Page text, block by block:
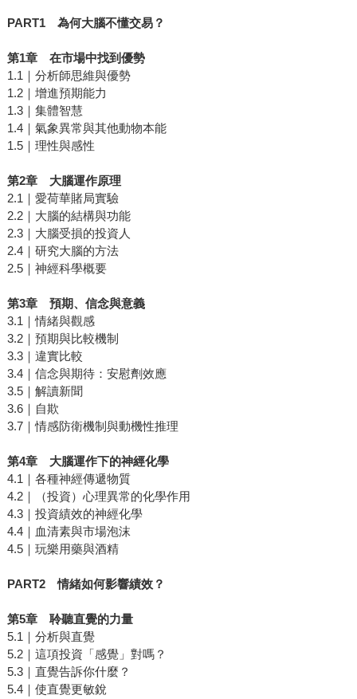
PART1為何大腦不懂交易？
第1章 在市場中找到優勢
1.1｜分析師思維與優勢
1.2｜增進預期能力
1.3｜集體智慧
1.4｜氣象異常與其他動物本能
1.5｜理性與感性
第2章 大腦運作原理
2.1｜愛荷華賭局實驗
2.2｜大腦的結構與功能
2.3｜大腦受損的投資人
2.4｜研究大腦的方法
2.5｜神經科學概要
第3章 預期、信念與意義
3.1｜情緒與觀感
3.2｜預期與比較機制
3.3｜違實比較
3.4｜信念與期待：安慰劑效應
3.5｜解讀新聞
3.6｜自欺
3.7｜情感防衛機制與動機性推理
第4章 大腦運作下的神經化學
4.1｜各種神經傳遞物質
4.2｜（投資）心理異常的化學作用
4.3｜投資績效的神經化學
4.4｜血清素與市場泡沫
4.5｜玩樂用藥與酒精
PART2 情緒如何影響績效？
第5章 聆聽直覺的力量
5.1｜分析與直覺
5.2｜這項投資「感覺」對嗎？
5.3｜直覺告訴你什麼？
5.4｜使直覺更敏銳